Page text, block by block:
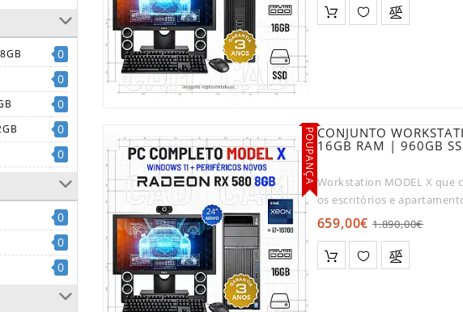
0
0
0
0
0
0
4GB 0
0
0
0
0
0
0
0
POUPANÇA CONJUNTO
16GB RAM | 960GB
Workstation MODEL X que
os escritórios e
pa..
659,00€ 1.890,00€